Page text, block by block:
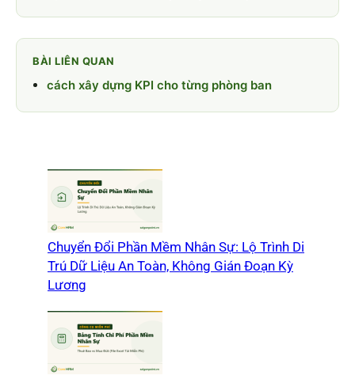
BÀI LIÊN QUAN
cách xây dựng KPI cho từng phòng ban
Chuyển Đổi Phần Mềm Nhân Sự: Lộ Trình Di
Trú Dữ Liệu An Toàn, Không Gián Đoạn Kỳ
Lương